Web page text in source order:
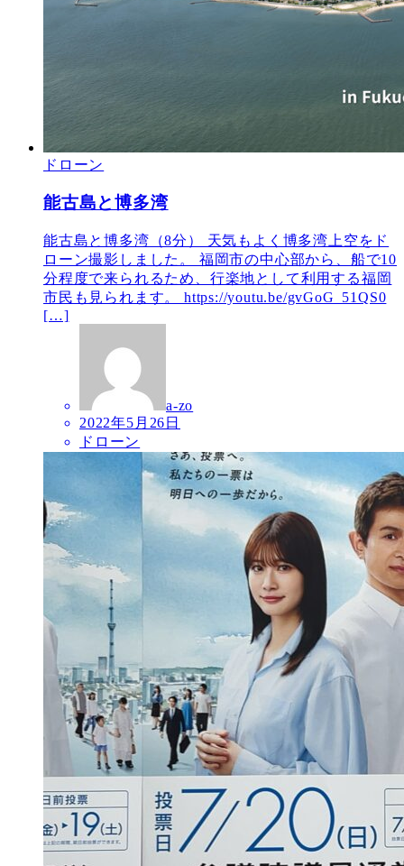
ドローン
能古島と博多湾
能古島と博多湾（8分） 天気もよく博多湾上空をド
ローン撮影しました。 福岡市の中心部から、船で10
分程度で来られるため、行楽地として利用する福岡
市民も見られます。 https://youtu.be/gvGoG_51QS0
[…]
a-zo
2022年5月26日
ドローン